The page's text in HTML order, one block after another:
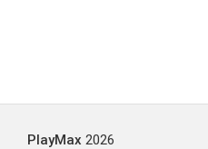
PlayMax 2026